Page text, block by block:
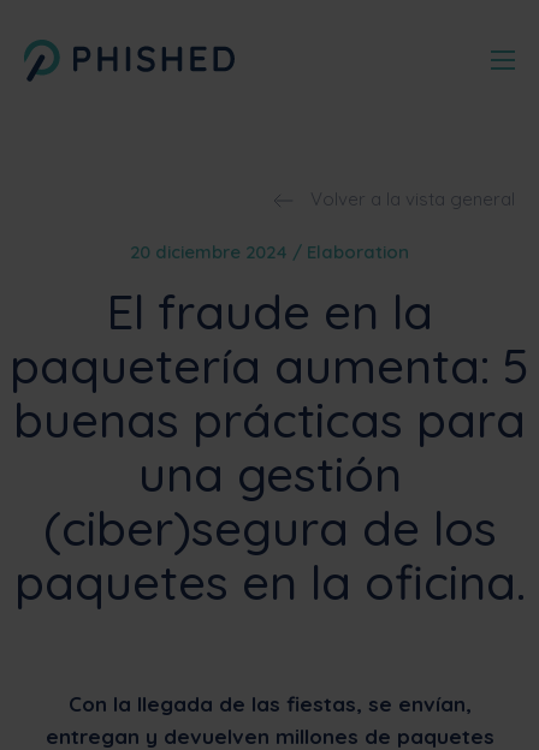
Volver a la vista general
20 diciembre 2024 / Elaboration
El fraude en la
paquetería aumenta: 5
buenas prácticas para
una gestión
(ciber)segura de los
paquetes en la oficina.
Con la llegada de las fiestas, se envían,
entregan y devuelven millones de paquetes